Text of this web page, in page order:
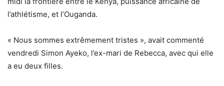
l’athlétisme, et l’Ouganda.
« Nous sommes extrêmement tristes », avait commenté
vendredi Simon Ayeko, l’ex-mari de Rebecca, avec qui elle
a eu deux filles.